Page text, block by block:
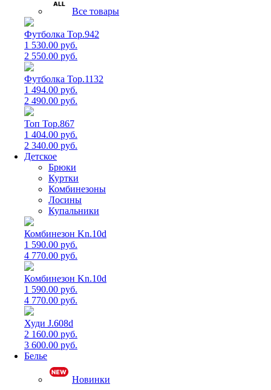
Все товары
Футболка Top.942
1 530.00 руб.
2 550.00 руб.
Футболка Top.1132
1 494.00 руб.
2 490.00 руб.
Топ Top.867
1 404.00 руб.
2 340.00 руб.
Детское
Брюки
Куртки
Комбинезоны
Лосины
Купальники
Комбинезон Kn.10d
1 590.00 руб.
4 770.00 руб.
Комбинезон Kn.10d
1 590.00 руб.
4 770.00 руб.
Худи J.608d
2 160.00 руб.
3 600.00 руб.
Белье
Новинки